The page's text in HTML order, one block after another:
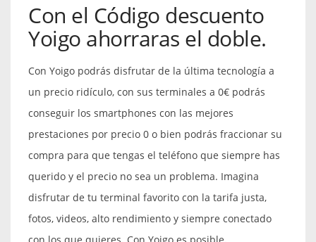
Con el Código descuento
Yoigo ahorraras el doble.
Con Yoigo podrás disfrutar de la última tecnología a
un precio ridículo, con sus terminales a 0€ podrás
conseguir los smartphones con las mejores
prestaciones por precio 0 o bien podrás fraccionar su
compra para que tengas el teléfono que siempre has
querido y el precio no sea un problema. Imagina
disfrutar de tu terminal favorito con la tarifa justa,
fotos, videos, alto rendimiento y siempre conectado